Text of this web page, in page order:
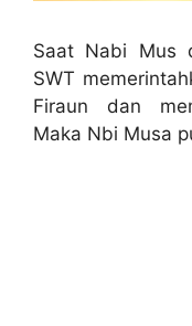
Saat Nabi Mus
SWT
Firaun dan
Maka Nbi Musa